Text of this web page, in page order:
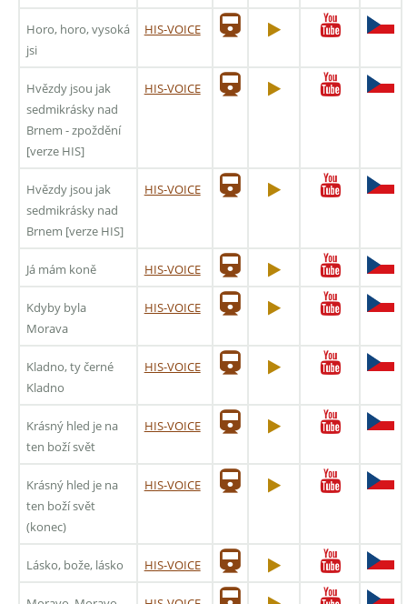
Horo, horo, vysoká
jsi
HIS-VOICE
Hvězdy jsou jak
sedmikrásky nad
Brnem - zpoždění
[verze HIS]
HIS-VOICE
Hvězdy jsou jak
sedmikrásky nad
Brnem [verze HIS]
HIS-VOICE
Já mám koně HIS-VOICE
Kdyby byla
Morava
HIS-VOICE
Kladno, ty černé
Kladno
HIS-VOICE
Krásný hled je na
ten boží svět
HIS-VOICE
Krásný hled je na
ten boží svět
(konec)
HIS-VOICE
Lásko, bože, lásko HIS-VOICE